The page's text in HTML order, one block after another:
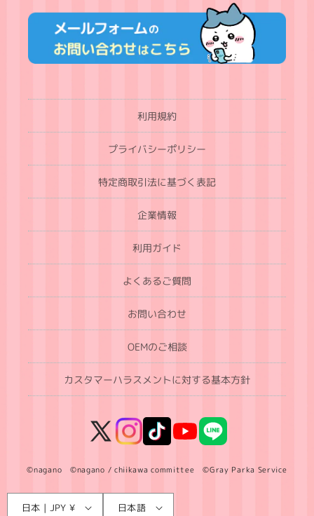
利用規約
プライバシーポリシー
特定商取引法に基づく表記
企業情報
利用ガイド
よくあるご質問
お問い合わせ
OEMのご相談
カスタマーハラスメントに対する基本方針
X
InstagramTikTokYouTubeLINE
©nagano ©nagano / chiikawa committee ©Gray Parka Service
国
日本 | JPY ¥ 日本語